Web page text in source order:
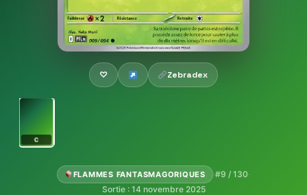
♡ Zebradex
C
FLAMMES FANTASMAGORIQUES ·#9 / 130·
Sortie : 14 novembre 2025